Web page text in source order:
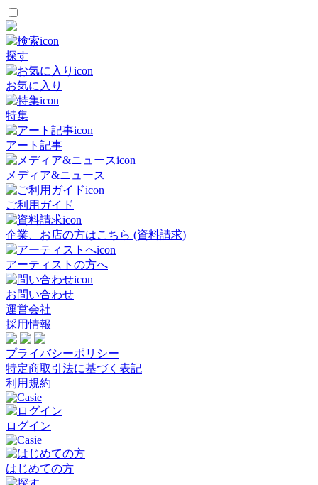
探す
お気に入り
特集
アート記事
メディア&ニュース
ご利用ガイド
企業、お店の方はこちら (資料請求)
アーティストの方へ
お問い合わせ
運営会社
採用情報
プライバシーポリシー
特定商取引法に基づく表記
利用規約
ログイン
はじめての方